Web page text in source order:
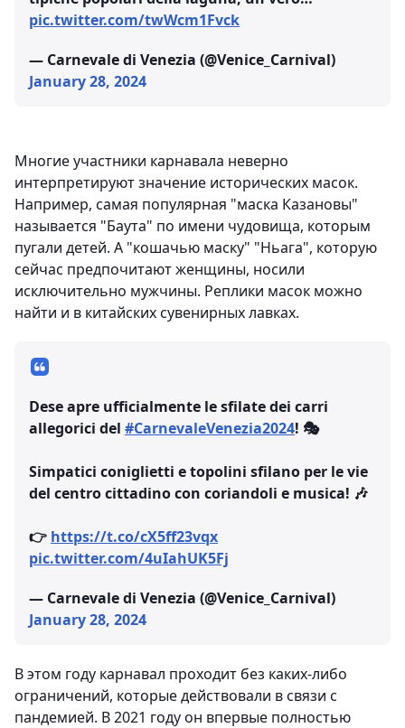
pic.twitter.com/twWcm1Fvck
— Carnevale di Venezia (@Venice_Carnival)
January 28, 2024
Многие участники карнавала неверно
интерпретируют значение исторических масок.
Например, самая популярная "маска Казановы"
называется "Баута" по имени чудовища, которым
пугали детей. А "кошачью маску" "Ньага", которую
сейчас предпочитают женщины, носили
исключительно мужчины. Реплики масок можно
найти и в китайских сувенирных лавках.
Dese apre ufficialmente le sfilate dei carri
allegorici del #CarnevaleVenezia2024! 🎭
Simpatici coniglietti e topolini sfilano per le vie
del centro cittadino con coriandoli e musica! 🎶
👉 https://t.co/cX5ff23vqx
pic.twitter.com/4uIahUK5Fj
— Carnevale di Venezia (@Venice_Carnival)
January 28, 2024
В этом году карнавал проходит без каких-либо
ограничений, которые действовали в связи с
пандемией. В 2021 году он впервые полностью